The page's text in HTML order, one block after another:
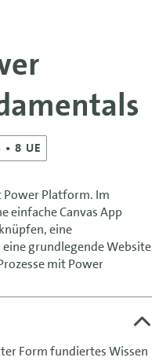
• 8 UE
Power Platform. Im
einfache Canvas App
eine
grundlegende Website
mit Power
Form fundiertes Wissen